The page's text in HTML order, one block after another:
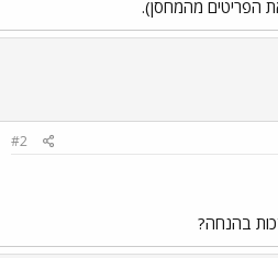
הפריטים מהמחסן).
#2
בהנחה?